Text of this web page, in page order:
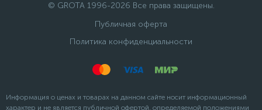
© GROTA 1996-2026 Все права защищены.
Информация о ценах и товарах на данном сайте носит информационный
характер и не является публичной офертой, определяемой положениями
Публичная оферта
Политика конфиденциальности